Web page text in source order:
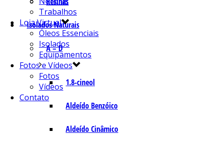
Isolados Naturais
A – D
1.8-cineol
Aldeído Benzóico
Aldeído Cinâmico
Trabalhos
Loja Virtual
Óleos Essenciais
Isolados
Equipamentos
Fotos e Vídeos
Fotos
Vídeos
Contato